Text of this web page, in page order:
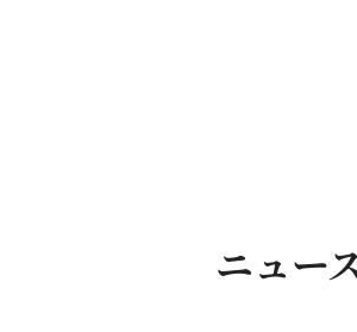
ニュー